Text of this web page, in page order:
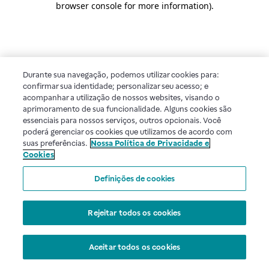
browser console for more information).
Durante sua navegação, podemos utilizar cookies para:
confirmar sua identidade; personalizar seu acesso; e
acompanhar a utilização de nossos websites, visando o
aprimoramento de sua funcionalidade. Alguns cookies são
essenciais para nossos serviços, outros opcionais. Você
poderá gerenciar os cookies que utilizamos de acordo com
suas preferências. Nossa Política de Privacidade e
Cookies
Definições de cookies
Rejeitar todos os cookies
Aceitar todos os cookies